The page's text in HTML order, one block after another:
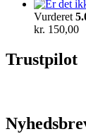
Vurderet
kr. 150,00
Trustpilot